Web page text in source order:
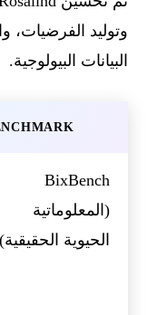
وتوليد الفرضيات،
البيانات البيولوجية.
BixBench
(المعلوماتية
الحيوية الحقيقية)